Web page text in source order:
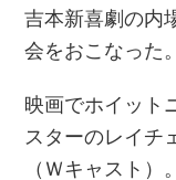
吉本新喜劇の内
会をおこなった。
映画でホイット
スターのレイチ
（Ｗキャスト